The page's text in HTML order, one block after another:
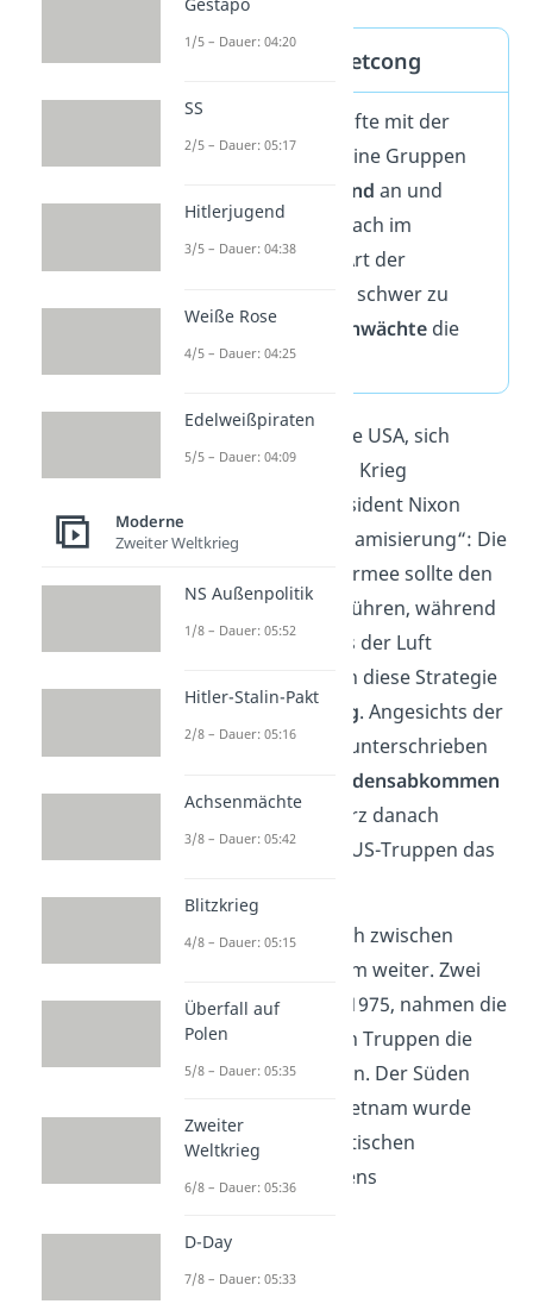
Die Taktik der Vietcong
Der Vietcong kämpfte mit der
Guerilla-Taktik
: Kleine Gruppen
überraschend an und
verschwanden danach im
Dschungel. Diese Art der
Kriegsführung war schwer zu
bekämpfen und
schwächtedie
US-Truppen.
Ab 1969 begannen die USA, sich
schrittweise aus dem Krieg
. Präsident Nixon
setzte auf eine „Vietnamisierung“: Die
südvietnamesische Armee sollte den
Krieg künftig selbst führen, während
die USA nur noch aus der Luft
eingriffen. Doch auch diese Strategie
brachte keinenErfolg. Angesichts der
aussichtslosen Lage unterschrieben
Friedensabkommen
mit Nordvietnam. Kurz danach
verließen die letzten US-Truppen das
Der Krieg ging danach zwischen
Nord- und Südvietnam weiter. Zwei
Jahre später, im Mai 1975, nahmen die
nordvietnamesischen Truppen die
HauptstadtSaigon
ein. Der Süden
. Ganz Vietnam wurde
unter der kommunistischen
Regierung des Nordens
1/5 – Dauer: 04:20
SS
2/5 – Dauer: 05:17
Hitlerjugend
3/5 – Dauer: 04:38
Weiße Rose
4/5 – Dauer: 04:25
Edelweißpiraten
5/5 – Dauer: 04:09
Moderne
Zweiter Weltkrieg
NS Außenpolitik
1/8 – Dauer: 05:52
Hitler-Stalin-Pakt
2/8 – Dauer: 05:16
Achsenmächte
3/8 – Dauer: 05:42
Blitzkrieg
4/8 – Dauer: 05:15
Überfall auf
Polen
5/8 – Dauer: 05:35
Zweiter
Weltkrieg
6/8 – Dauer: 05:36
D-Day
7/8 – Dauer: 05:33